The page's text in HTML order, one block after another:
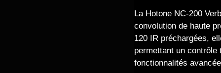
La Hotone NC-200
convolution de haute
120 IR préchargées,
permettant un
fonctionnalités